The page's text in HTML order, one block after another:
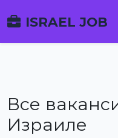
ISRAEL JOB
Все
Израиле